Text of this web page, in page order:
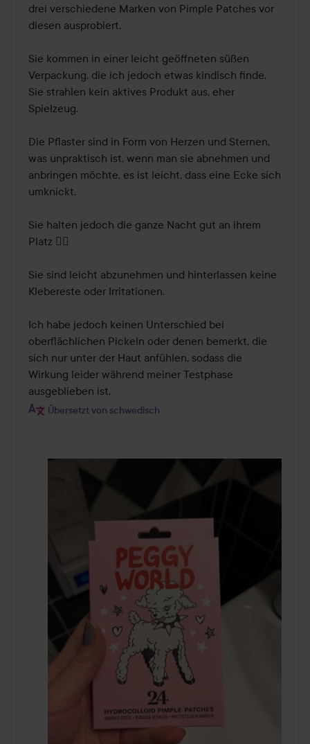
drei verschiedene Marken von Pimple Patches vor
diesen ausprobiert.
Sie kommen in einer leicht geöffneten süßen
Verpackung, die ich jedoch etwas kindisch finde.
Sie strahlen kein aktives Produkt aus, eher
Spielzeug.
Die Pflaster sind in Form von Herzen und Sternen,
was unpraktisch ist, wenn man sie abnehmen und
anbringen möchte, es ist leicht, dass eine Ecke sich
umknickt.
Sie halten jedoch die ganze Nacht gut an ihrem
Platz 👌🏽
Sie sind leicht abzunehmen und hinterlassen keine
Klebereste oder Irritationen.
Ich habe jedoch keinen Unterschied bei
oberflächlichen Pickeln oder denen bemerkt, die
sich nur unter der Haut anfühlen, sodass die
Wirkung leider während meiner Testphase
ausgeblieben ist.
Übersetzt von schwedisch